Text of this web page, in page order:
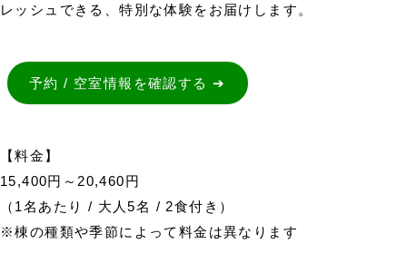
レッシュできる、特別な体験をお届けします。
予約 / 空室情報を確認する ➔
【料金】
15,400円～20,460円
（1名あたり / 大人5名 / 2食付き）
※棟の種類や季節によって料金は異なります